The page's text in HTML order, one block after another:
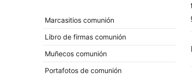
Marcasitios comunión
Libro de firmas comunión
Muñecos comunión
Portafotos de comunión